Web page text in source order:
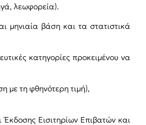
λεωφορεία).
μηνιαία βάση και τα στατιστικά
κατηγορίες προκειμένου να
με τη φθηνότερη τιμή),
Εισιτηρίων Επιβατών και